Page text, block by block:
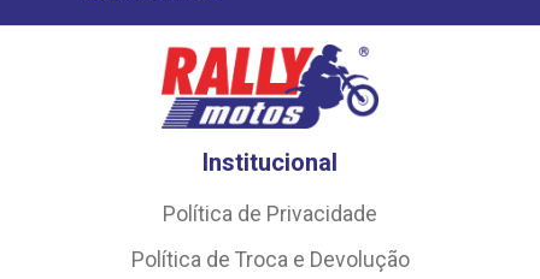
Institucional
Política de Privacidade
Política de Troca e Devolução